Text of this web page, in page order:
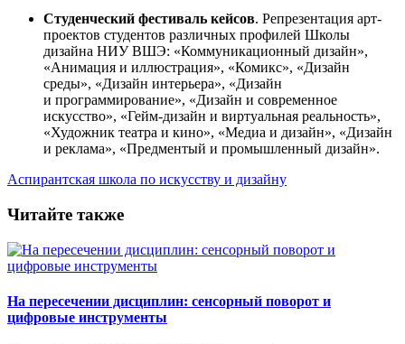
Студенческий фестиваль кейсов. Репрезентация арт-
проектов студентов различных профилей Школы
дизайна НИУ ВШЭ: «Коммуникационный дизайн»,
«Анимация и иллюстрация», «Комикс», «Дизайн
среды», «Дизайн интерьера», «Дизайн
и программирование», «Дизайн и современное
искусство», «Гейм-дизайн и виртуальная реальность»,
«Художник театра и кино», «Медиа и дизайн», «Дизайн
и реклама», «Предментый и промышленный дизайн».
Аспирантская школа по искусству и дизайну
Читайте также
На пересечении дисциплин: сенсорный поворот и
цифровые инструменты